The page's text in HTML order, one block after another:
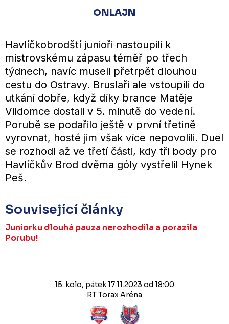
ONLAJN
Havlíčkobrodští junioři nastoupili k
mistrovskému zápasu téměř po třech
týdnech, navíc museli přetrpět dlouhou
cestu do Ostravy. Bruslaři ale vstoupili do
utkání dobře, když díky brance Matěje
Vildomce dostali v 5. minutě do vedení.
Porubě se podařilo ještě v první třetině
vyrovnat, hosté jim však více nepovolili. Duel
se rozhodl až ve třetí části, kdy tři body pro
Havlíčkův Brod dvěma góly vystřelil Hynek
Peš.
Související články
Juniorku dlouhá pauza nerozhodila a porazila
Porubu!
15. kolo, pátek 17.11.2023 od 18:00
RT Torax Aréna